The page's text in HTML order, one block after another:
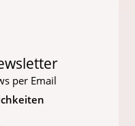
per Email